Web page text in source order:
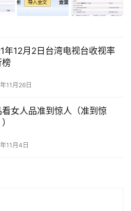
年12月2日台湾电视台收视率
11月26日
看女人品准到惊人（准到惊
11月4日